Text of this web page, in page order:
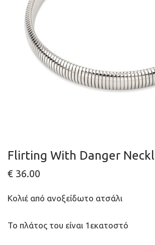
Flirting With Danger
€ 36.00
Κολιέ από ανοξείδωτο ατσάλι
Το πλάτος του είναι 1εκατοστό